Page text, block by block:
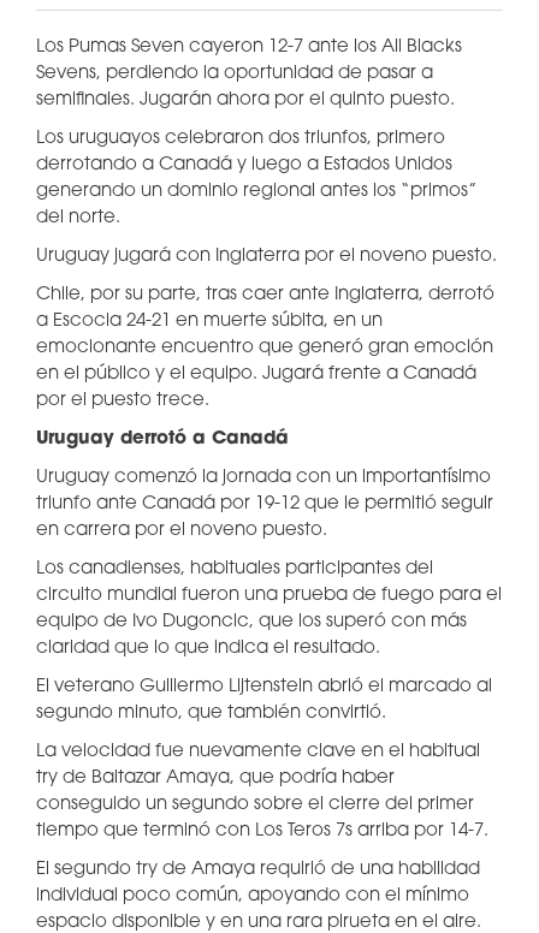
Los Pumas Seven cayeron 12-7 ante los All Blacks
Sevens, perdiendo la oportunidad de pasar a
semifinales. Jugarán ahora por el quinto puesto.
Los uruguayos celebraron dos triunfos, primero
derrotando a Canadá y luego a Estados Unidos
generando un dominio regional antes los “primos”
del norte.
Uruguay jugará con Inglaterra por el noveno puesto.
Chile, por su parte, tras caer ante Inglaterra, derrotó
a Escocia 24-21 en muerte súbita, en un
emocionante encuentro que generó gran emoción
en el público y el equipo. Jugará frente a Canadá
por el puesto trece.
Uruguay derrotó a Canadá
Uruguay comenzó la jornada con un importantísimo
triunfo ante Canadá por 19-12 que le permitió seguir
en carrera por el noveno puesto.
Los canadienses, habituales participantes del
circuito mundial fueron una prueba de fuego para el
equipo de Ivo Dugoncic, que los superó con más
claridad que lo que indica el resultado.
El veterano Guillermo Lijtenstein abrió el marcado al
segundo minuto, que también convirtió.
La velocidad fue nuevamente clave en el habitual
try de Baltazar Amaya, que podría haber
conseguido un segundo sobre el cierre del primer
tiempo que terminó con Los Teros 7s arriba por 14-7.
El segundo try de Amaya requirió de una habilidad
individual poco común, apoyando con el mínimo
espacio disponible y en una rara pirueta en el aire.